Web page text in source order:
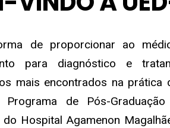
de proporcionar ao
para diagnóstico e
mais encontrados na prática
de Pós-
do Hospital Agamenon